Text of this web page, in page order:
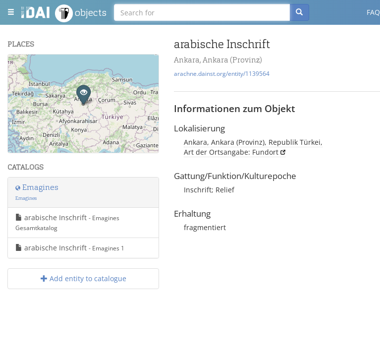
objects FAQ
PLACES
+
−
Leaflet| Maps and Data ©OpenStreetMap.
CATALOGS
Emagines
Emagines
arabische Inschrift - Emagines
Gesamtkatalog
arabische Inschrift - Emagines 1
Add entity to catalogue
arabische Inschrift
Ankara, Ankara (Provinz)
arachne.dainst.org/entity/1139564
Informationen zum Objekt
Lokalisierung
Ankara, Ankara (Provinz), Republik Türkei,
Art der Ortsangabe: Fundort
Gattung/Funktion/Kulturepoche
Inschrift; Relief
Erhaltung
fragmentiert